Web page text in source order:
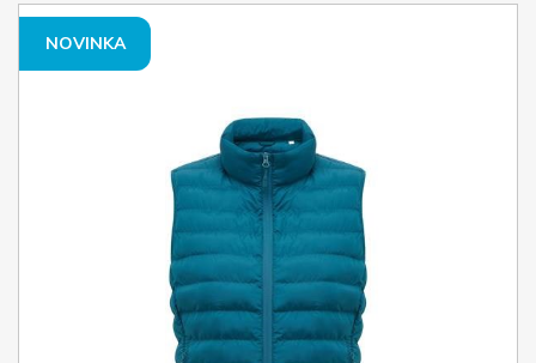
NOVINKA